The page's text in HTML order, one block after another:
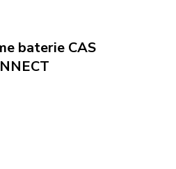
baterie CAS